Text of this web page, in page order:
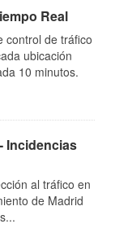
Real
control de tráfico
ubicación
10 minutos.
Incidencias
al tráfico en
de Madrid